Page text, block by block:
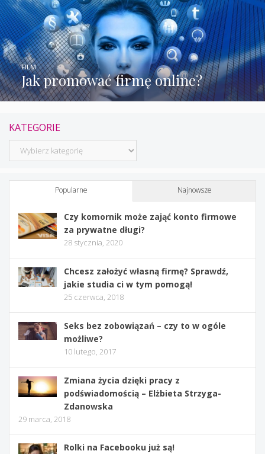
Jak promować firmę online?
FILM
KATEGORIE
Kategorie
Popularne Najnowsze
Czy komornik może zająć konto firmowe
za prywatne długi?
28 stycznia, 2020
Chcesz założyć własną firmę? Sprawdź,
jakie studia ci w tym pomogą!
25 czerwca, 2018
Seks bez zobowiązań – czy to w ogóle
możliwe?
10 lutego, 2017
Zmiana życia dzięki pracy z
podświadomością – Elżbieta Strzyga-
Zdanowska
29 marca, 2018
Rolki na Facebooku już są!